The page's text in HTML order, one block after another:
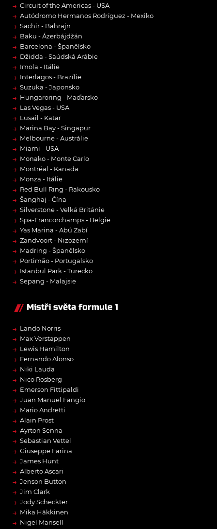
→ Circuit of the Americas - USA
→ Autódromo Hermanos Rodríguez - Mexiko
→ Sachír - Bahrajn
→ Baku - Ázerbájdžán
→ Barcelona - Španělsko
→ Džidda - Saúdská Arábie
→ Imola - Itálie
→ Interlagos - Brazílie
→ Suzuka - Japonsko
→ Hungaroring - Maďarsko
→ Las Vegas - USA
→ Lusail - Katar
→ Marina Bay - Singapur
→ Melbourne - Austrálie
→ Miami - USA
→ Monako - Monte Carlo
→ Montréal - Kanada
→ Monza - Itálie
→ Red Bull Ring - Rakousko
→ Šanghaj - Čína
→ Silverstone - Velká Británie
→ Spa-Francorchamps - Belgie
→ Yas Marina - Abú Zabí
→ Zandvoort - Nizozemí
→ Madring - Španělsko
→ Portimão - Portugalsko
→ Istanbul Park - Turecko
→ Sepang - Malajsie
Mistři světa formule 1
→ Lando Norris
→ Max Verstappen
→ Lewis Hamilton
→ Fernando Alonso
→ Niki Lauda
→ Nico Rosberg
→ Emerson Fittipaldi
→ Juan Manuel Fangio
→ Mario Andretti
→ Alain Prost
→ Ayrton Senna
→ Sebastian Vettel
→ Giuseppe Farina
→ James Hunt
→ Alberto Ascari
→ Jenson Button
→ Jim Clark
→ Jody Scheckter
→ Mika Häkkinen
→ Nigel Mansell